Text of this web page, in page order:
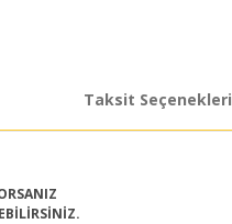
Taksit Seçenekleri